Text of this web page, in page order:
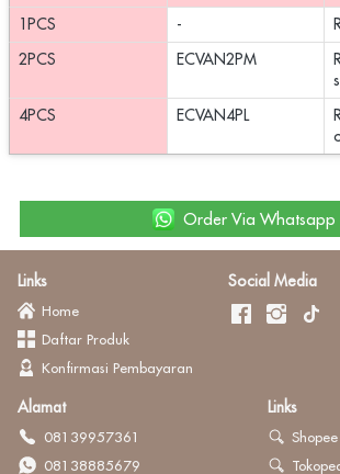
1PCS
-
2PCS
ECVAN2PM
4PCS
ECVAN4PL
` Order Via Whatsapp
Links
Home
Daftar Produk
Konfirmasi Pembayaran
Social Media
Alamat
08139957361
08138885679
Links
Shopee